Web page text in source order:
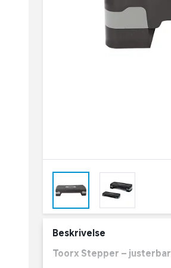
Beskrivelse
Toorx Stepper – justerbar